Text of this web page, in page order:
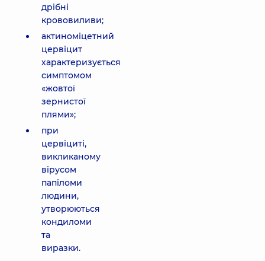
дрібні
крововиливи;
актиноміцетний
цервіцит
характеризується
симптомом
«жовтої
зернистої
плями»;
при
цервіциті,
викликаному
вірусом
папіломи
людини,
утворюються
кондиломи
та
виразки.